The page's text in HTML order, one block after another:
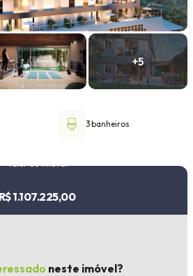
até1.000.000,00 ou +
3 banheiros
R$ 1.107.225,00
neste imóvel?